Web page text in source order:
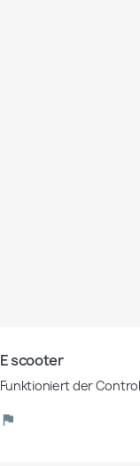
E scooter
Funktioniert der